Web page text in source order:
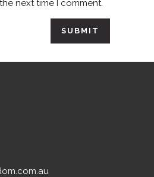
next time I comment.